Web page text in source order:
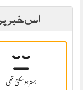
اس خبر
بہتر ہو سکتی تھی